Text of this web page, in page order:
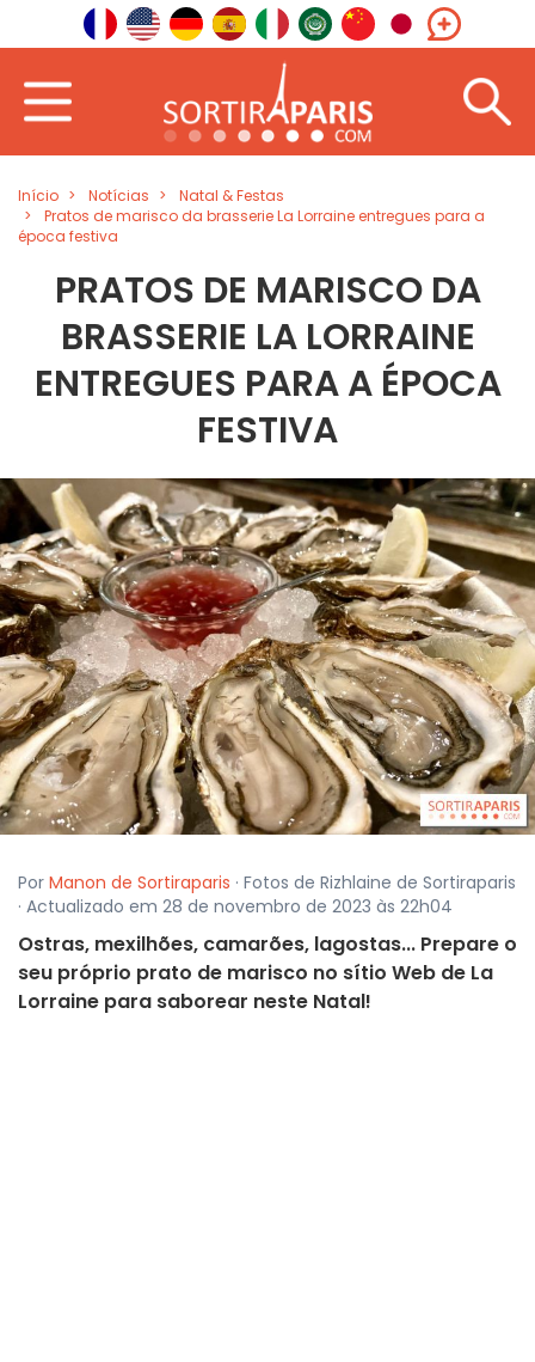
Início Notícias
Natal & Festas
Pratos de marisco da brasserie La Lorraine entregues para a
época festiva
PRATOS DE MARISCO DA
BRASSERIE LA LORRAINE
ENTREGUES PARA A ÉPOCA
FESTIVA
Por Manon de Sortiraparis · Fotos de Rizhlaine de Sortiraparis
· Actualizado em 28 de novembro de 2023 às 22h04
Ostras, mexilhões, camarões, lagostas... Prepare o
seu próprio prato de marisco no sítio Web de La
Lorraine para saborear neste Natal!